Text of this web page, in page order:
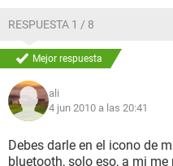
RESPUESTA 1 / 8
Mejor respuesta
ali
4 jun 2010 a las 20:41
Debes darle en el icono de
bluetooth, solo eso, a mi